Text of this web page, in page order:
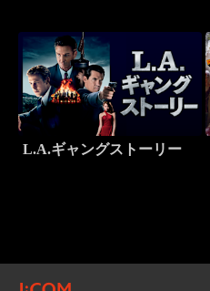
L.A.ギャングストーリー